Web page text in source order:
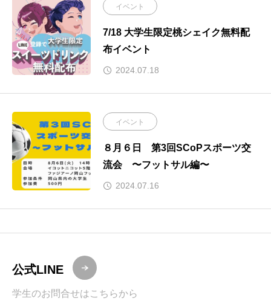
イベント
7/18 大学生限定桃シェイク無料配
布イベント
2024.07.18
イベント
８月６日 第3回SCoPスポーツ交
流会 〜フットサル編〜
2024.07.16
公式LINE
学生のお問合せはこちらから